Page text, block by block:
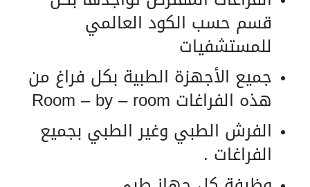
قسم حسب الكود العالمي
للمستشفيات
جميع الأجهزة الطبية بكل فراغ من
هذه الفراغات Room – by – room
الفرش الطبي وغير الطبي بجميع
الفراغات .